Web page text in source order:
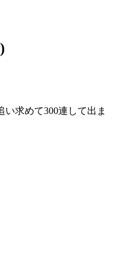
求めて300連して出ま